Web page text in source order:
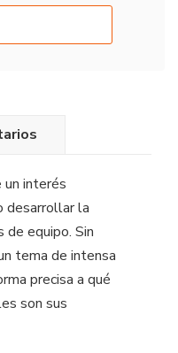
interés
desarrollar la
equipo. Sin
tema de intensa
precisa a qué
son sus